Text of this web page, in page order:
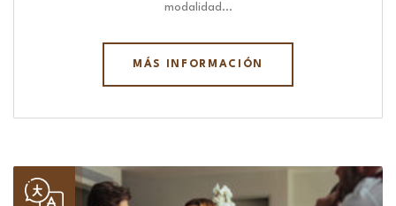
modalidad…
MÁS INFORMACIÓN